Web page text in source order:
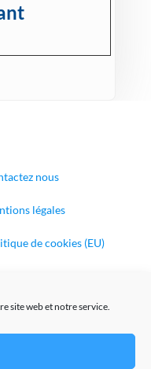
site web et notre service.
nous
légales
de cookies (EU)